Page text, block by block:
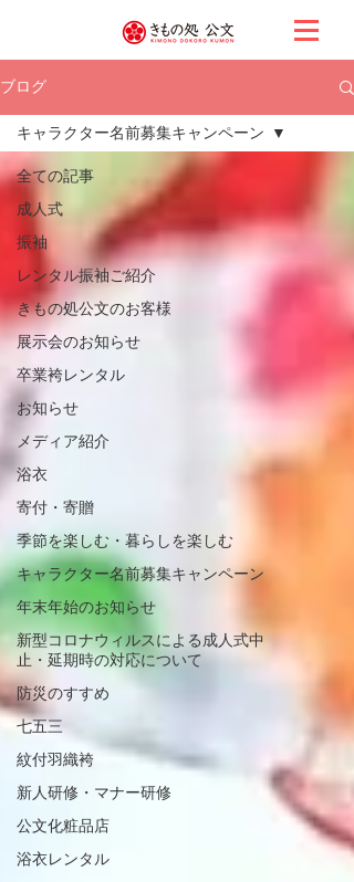
ブログ
全ての記事
成人式
振袖
レンタル振袖ご紹介
きもの処公文のお客様
展示会のお知らせ
卒業袴レンタル
お知らせ
メディア紹介
浴衣
寄付・寄贈
季節を楽しむ・暮らしを楽しむ
キャラクター名前募集キャンペーン
年末年始のお知らせ
新型コロナウィルスによる成人式中
止・延期時の対応について
防災のすすめ
七五三
紋付羽織袴
新人研修・マナー研修
公文化粧品店
浴衣レンタル
キャラクター名前募集キャンペーン